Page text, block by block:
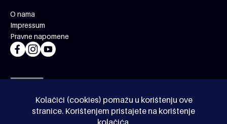
Kolačići (cookies) pomažu u korištenju ove
stranice. Korištenjem pristajete na korištenje
kolačića.
O nama
Impressum
Pravne napomene